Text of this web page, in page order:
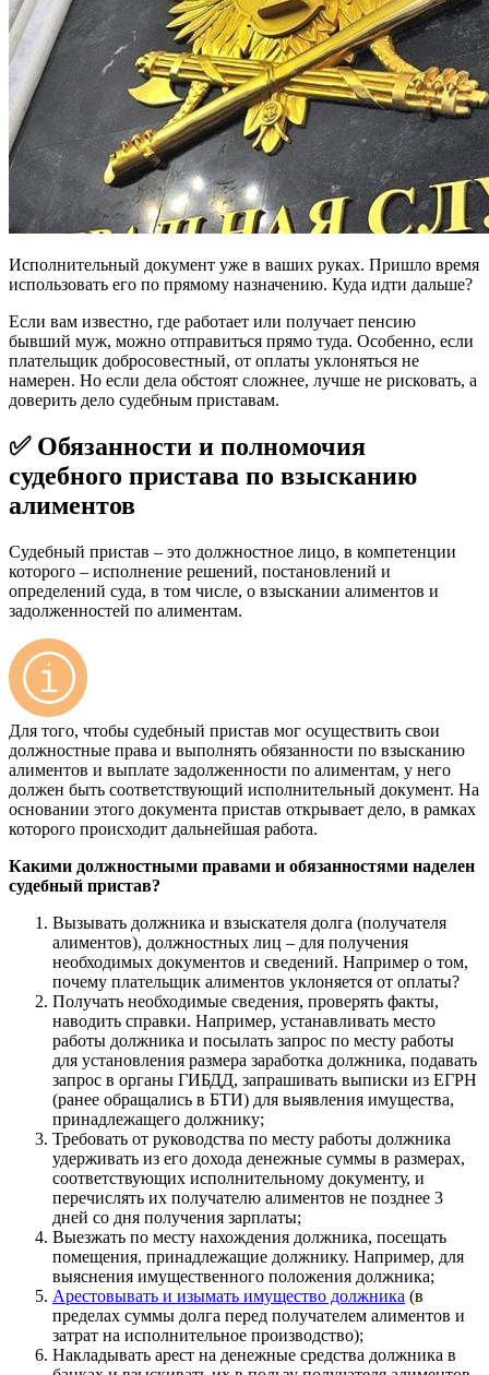
Исполнительный документ уже в ваших руках. Пришло время
использовать его по прямому назначению. Куда идти дальше?
Если вам известно, где работает или получает пенсию
бывший муж, можно отправиться прямо туда. Особенно, если
плательщик добросовестный, от оплаты уклоняться не
намерен. Но если дела обстоят сложнее, лучше не рисковать, а
доверить дело судебным приставам.
✅ Обязанности и полномочия
судебного пристава по взысканию
алиментов
Судебный пристав – это должностное лицо, в компетенции
которого – исполнение решений, постановлений и
определений суда, в том числе, о взыскании алиментов и
задолженностей по алиментам.
Для того, чтобы судебный пристав мог осуществить свои
должностные права и выполнять обязанности по взысканию
алиментов и выплате задолженности по алиментам, у него
должен быть соответствующий исполнительный документ. На
основании этого документа пристав открывает дело, в рамках
которого происходит дальнейшая работа.
Какими должностными правами и обязанностями наделен
судебный пристав?
Вызывать должника и взыскателя долга (получателя
алиментов), должностных лиц – для получения
необходимых документов и сведений. Например о том,
почему плательщик алиментов уклоняется от оплаты?
Получать необходимые сведения, проверять факты,
наводить справки. Например, устанавливать место
работы должника и посылать запрос по месту работы
для установления размера заработка должника, подавать
запрос в органы ГИБДД, запрашивать выписки из ЕГРН
(ранее обращались в БТИ) для выявления имущества,
принадлежащего должнику;
Требовать от руководства по месту работы должника
удерживать из его дохода денежные суммы в размерах,
соответствующих исполнительному документу, и
перечислять их получателю алиментов не позднее 3
дней со дня получения зарплаты;
Выезжать по месту нахождения должника, посещать
помещения, принадлежащие должнику. Например, для
выяснения имущественного положения должника;
Арестовывать и изымать имущество должника (в
пределах суммы долга перед получателем алиментов и
затрат на исполнительное производство);
Накладывать арест на денежные средства должника в